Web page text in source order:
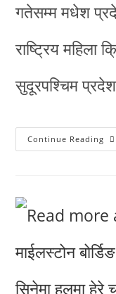
गतेसम्म मधेश
राष्ट्रिय महिला
सुदूरपश्चिम
Continue Reading